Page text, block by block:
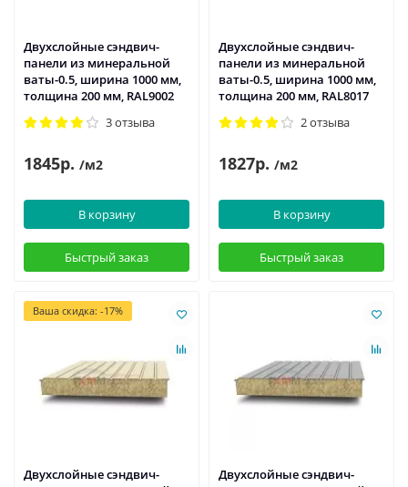
Двухслойные сэндвич-
панели из минеральной
ваты-0.5, ширина 1000 мм,
толщина 200 мм, RAL9002
3 отзыва
1845р. /м2
В корзину
Быстрый заказ
Двухслойные сэндвич-
панели из минеральной
ваты-0.5, ширина 1000 мм,
толщина 200 мм, RAL8017
2 отзыва
1827р. /м2
В корзину
Быстрый заказ
Ваша скидка: -17%
Двухслойные сэндвич-
Двухслойные сэндвич-